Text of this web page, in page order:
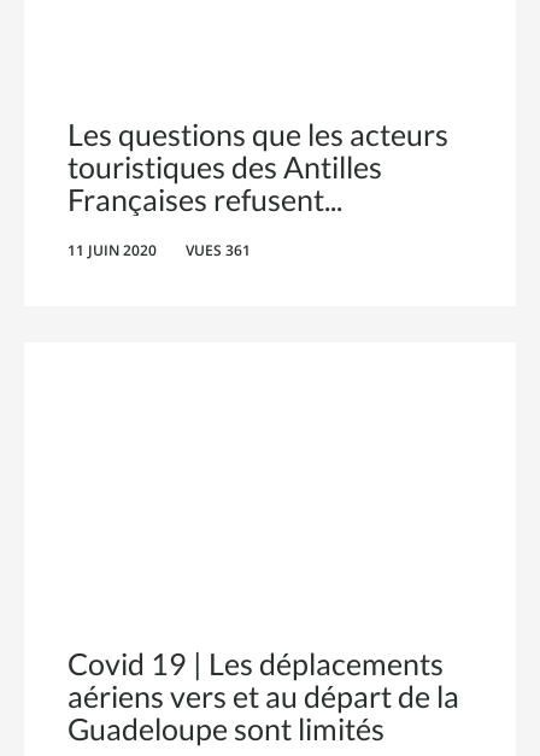
Les questions que les acteurs
touristiques des Antilles
Françaises refusent
11 JUIN 2020 VUES 361
Covid 19 | Les déplacements
aériens vers et au départ de la
Guadeloupe sont limités